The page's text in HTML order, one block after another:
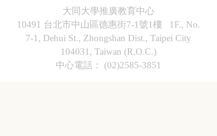
大同大學推廣教育中心
10491 台北市中山區德惠街7-1號1樓 1F., No.
7-1, Dehui St., Zhongshan Dist., Taipei City
104031, Taiwan (R.O.C.)
中心電話： (02)2585-3851